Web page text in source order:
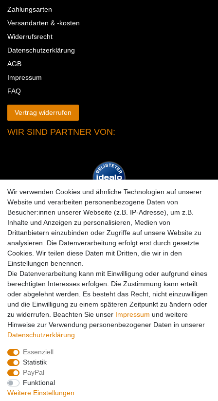
Zahlungsarten
Versandarten & -kosten
Widerrufsrecht
Datenschutzerklärung
AGB
Impressum
FAQ
Vertrag widerrufen
WIR SIND PARTNER VON:
Folgen Sie uns auch auf:
Wir verwenden Cookies und ähnliche Technologien auf unserer
Website und verarbeiten personenbezogene Daten von
Besucher:innen unserer Webseite (z.B. IP-Adresse), um z.B.
Inhalte und Anzeigen zu personalisieren, Medien von
Drittanbietern einzubinden oder Zugriffe auf unsere Website zu
analysieren. Die Datenverarbeitung erfolgt erst durch gesetzte
Cookies. Wir teilen diese Daten mit Dritten, die wir in den
Einstellungen benennen.
Die Datenverarbeitung kann mit Einwilligung oder aufgrund eines
berechtigten Interesses erfolgen. Die Zustimmung kann erteilt
oder abgelehnt werden. Es besteht das Recht, nicht einzuwilligen
und die Einwilligung zu einem späteren Zeitpunkt zu ändern oder
zu widerrufen. Beachten Sie unser Impressum und weitere
Hinweise zur Verwendung personenbezogener Daten in unserer
Daten­schutz­erklärung
Essenziell
Statistik
PayPal
Funktional
Weitere Einstellungen